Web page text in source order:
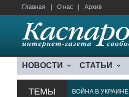
Главная О нас Архив
НОВОСТИ СТАТЬИ
ТЕМЫ ВОЙНА В УКРАИНЕ